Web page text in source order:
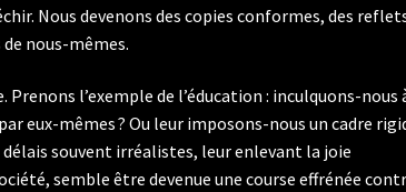
Nous devenons des copies conformes, des
nous-mêmes.
l’exemple de l’éducation : inculquons-nous
eux-mêmes ? Ou leur imposons-nous un cadre
souvent irréalistes, leur enlevant la joie
semble être devenue une course effrénée